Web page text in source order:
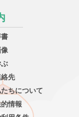
先
ちについて
情報